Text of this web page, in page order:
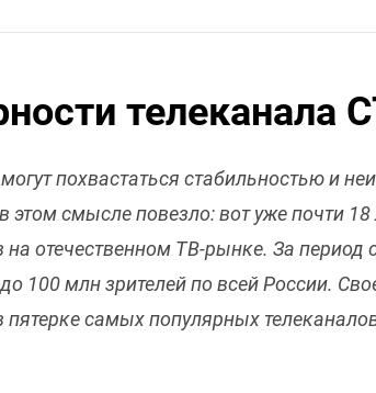
телеканала
похвастаться стабильностью и
этом смысле повезло: вот уже почти
отечественном ТВ-рынке. За период
100 млн зрителей по всей России.
пятерке самых популярных